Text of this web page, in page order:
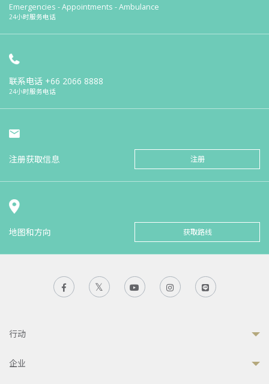
Emergencies - Appointments - Ambulance
24小时服务电话
联系电话 +66 2066 8888
24小时服务电话
注册获取信息 注册
地图和方向 获取路线
行动
企业